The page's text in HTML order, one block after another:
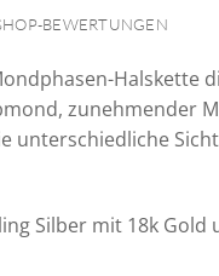
BEWERTUNGEN
Halskette
zunehmender
unterschiedliche
Silber mit 18k Gold